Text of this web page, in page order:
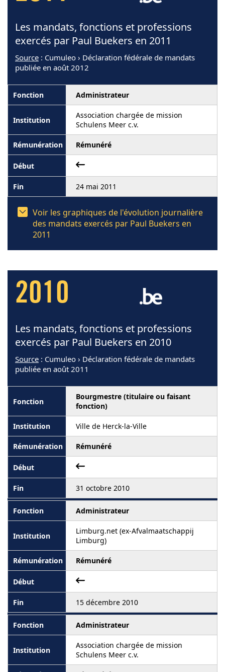
Les mandats, fonctions et professions
exercés par Paul Buekers en 2011
Source : Cumuleo › Déclaration fédérale de mandats
publiée en août 2012
Administrateur
Association chargée de mission
Schulens Meer c.v.
Rémunéré
24 mai 2011
Voir les graphiques de l'évolution journalière
des mandats exercés par Paul Buekers en
2011
2010
Les mandats, fonctions et professions
exercés par Paul Buekers en 2010
Source : Cumuleo › Déclaration fédérale de mandats
publiée en août 2011
Bourgmestre (titulaire ou faisant
fonction)
Ville de Herck-la-Ville
Rémunéré
31 octobre 2010
Administrateur
Limburg.net (ex-Afvalmaatschappij
Limburg)
Rémunéré
15 décembre 2010
Administrateur
Association chargée de mission
Schulens Meer c.v.